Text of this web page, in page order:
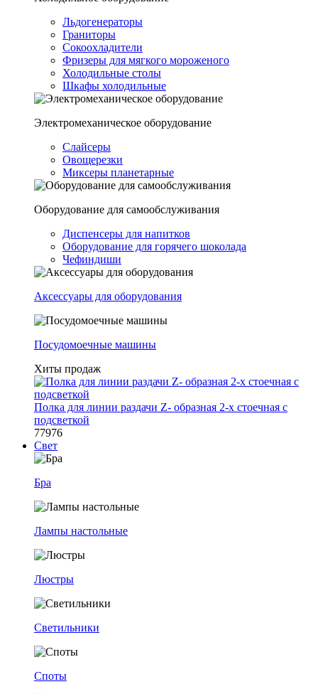
Льдогенераторы
Граниторы
Сокоохладители
Фризеры для мягкого мороженого
Холодильные столы
Шкафы холодильные
Электромеханическое оборудование
Слайсеры
Овощерезки
Миксеры планетарные
Оборудование для самообслуживания
Диспенсеры для напитков
Оборудование для горячего шоколада
Чефиндиши
Аксессуары для оборудования
Посудомоечные машины
Хиты продаж
Полка для линии раздачи Z- образная 2-х стоечная с
подсветкой
77976
Свет
Бра
Лампы настольные
Люстры
Светильники
Споты